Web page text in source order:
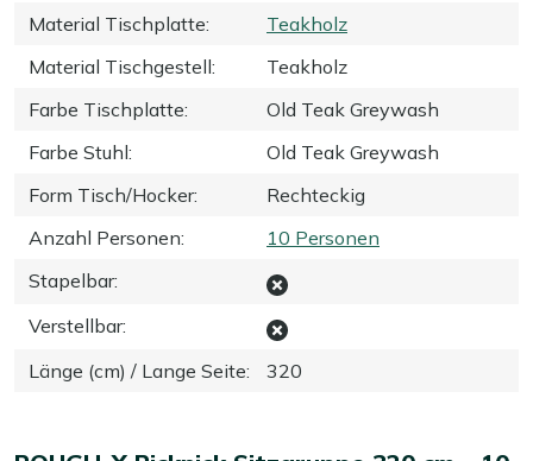
Material Tischplatte:
Teakholz
Material Tischgestell:
Teakholz
Farbe Tischplatte:
Old Teak Greywash
Farbe Stuhl:
Old Teak Greywash
Form Tisch/Hocker:
Rechteckig
Anzahl Personen:
10 Personen
Stapelbar:
Verstellbar:
Länge (cm) / Lange Seite: 320